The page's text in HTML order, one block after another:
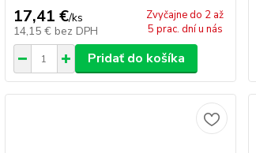
17,41 €/ks
14,15 € bez DPH
Zvyčajne do 2 až
5 prac. dní u nás
Pridať do košíka